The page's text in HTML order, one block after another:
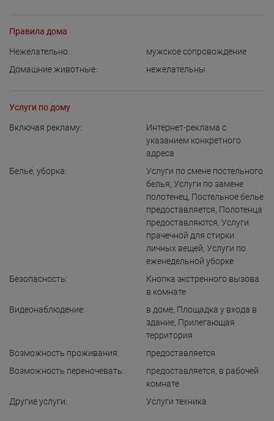
Правила дома
Нежелательно:
мужское сопровождение
Домашние животные:
нежелательны
Услуги по дому
Включая рекламу:
Интернет-реклама с
указанием конкретного
адреса
Белье, уборка:
Услуги по смене постельного
белья, Услуги по замене
полотенец, Постельное белье
предоставляется, Полотенца
предоставляются, Услуги
прачечной для стирки
личных вещей, Услуги по
еженедельной уборке
Безопасность:
Кнопка экстренного вызова
в комнате
Видеонаблюдение:
в доме, Площадка у входа в
здание, Прилегающая
территория
Возможность проживания:
предоставляется
Возможность переночевать:
предоставляется, в рабочей
комнате
Другие услуги:
Услуги техника